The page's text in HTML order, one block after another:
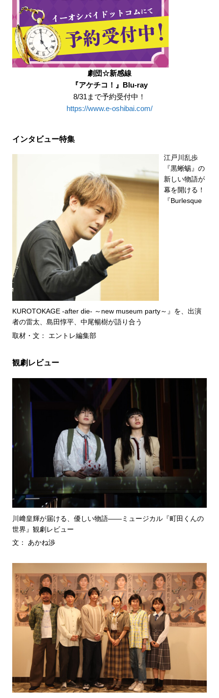
劇団☆新感線
『アケチコ！』Blu-ray
8/31まで予約受付中！
https://www.e-oshibai.com/
インタビュー特集
江戸川乱歩
『黒蜥蜴』の
新しい物語が
幕を開ける！
『Burlesque
KUROTOKAGE -after die- ～new museum party～』を、出演
者の雷太、島田惇平、中尾暢樹が語り合う
取材・文： エントレ編集部
観劇レビュー
川﨑皇輝が届ける、優しい物語――ミュージカル『町田くんの
世界』観劇レビュー
文： あかね渉